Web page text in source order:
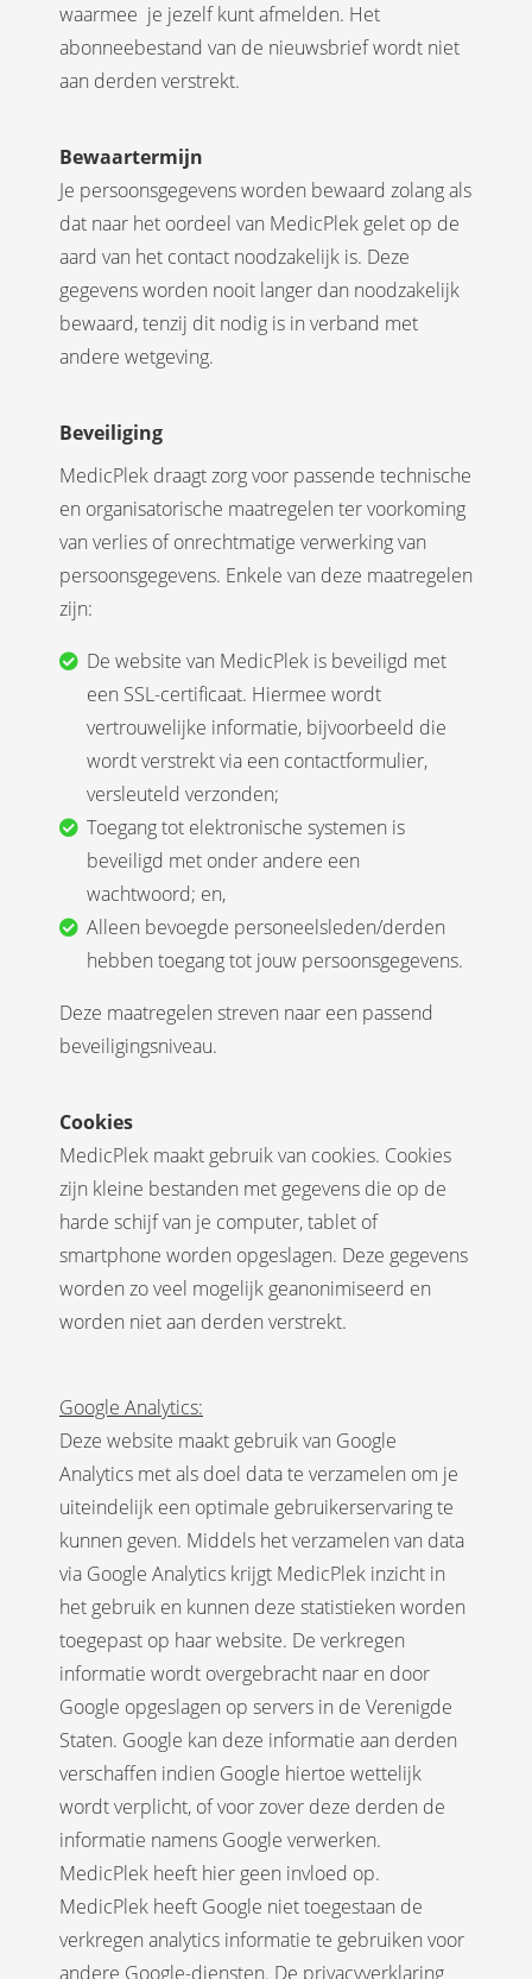
waarmee je jezelf kunt afmelden. Het
abonneebestand van de nieuwsbrief wordt niet
aan derden verstrekt.
Bewaartermijn
Je persoonsgegevens worden bewaard zolang als
dat naar het oordeel van MedicPlek gelet op de
aard van het contact noodzakelijk is. Deze
gegevens worden nooit langer dan noodzakelijk
bewaard, tenzij dit nodig is in verband met
andere wetgeving.
Beveiliging
MedicPlek draagt zorg voor passende technische
en organisatorische maatregelen ter voorkoming
van verlies of onrechtmatige verwerking van
persoonsgegevens. Enkele van deze maatregelen
zijn:
De website van MedicPlek is beveiligd met
een SSL-certificaat. Hiermee wordt
vertrouwelijke informatie, bijvoorbeeld die
wordt verstrekt via een contactformulier,
versleuteld verzonden;
Toegang tot elektronische systemen is
beveiligd met onder andere een
wachtwoord; en,
Alleen bevoegde personeelsleden/derden
hebben toegang tot jouw persoonsgegevens.
Deze maatregelen streven naar een passend
beveiligingsniveau.
Cookies
MedicPlek maakt gebruik van cookies. Cookies
zijn kleine bestanden met gegevens die op de
harde schijf van je computer, tablet of
smartphone worden opgeslagen. Deze gegevens
worden zo veel mogelijk geanonimiseerd en
worden niet aan derden verstrekt.
Google Analytics:
Deze website maakt gebruik van Google
Analytics met als doel data te verzamelen om je
uiteindelijk een optimale gebruikerservaring te
kunnen geven. Middels het verzamelen van data
via Google Analytics krijgt MedicPlek inzicht in
het gebruik en kunnen deze statistieken worden
toegepast op haar website. De verkregen
informatie wordt overgebracht naar en door
Google opgeslagen op servers in de Verenigde
Staten. Google kan deze informatie aan derden
verschaffen indien Google hiertoe wettelijk
wordt verplicht, of voor zover deze derden de
informatie namens Google verwerken.
MedicPlek heeft hier geen invloed op.
MedicPlek heeft Google niet toegestaan de
verkregen analytics informatie te gebruiken voor
andere Google-diensten. De privacyverklaring